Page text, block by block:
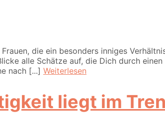
die ein besonders inniges
alle Schätze auf, die Dich durch
nach [...] Weiterlesen
liegt im